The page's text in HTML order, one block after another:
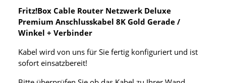
Fritz!Box Cable Router Netzwerk Deluxe
Premium Anschlusskabel 8K Gold Gerade /
Winkel + Verbinder
Kabel wird von uns für Sie fertig konfiguriert und ist
sofort einsatzbereit!